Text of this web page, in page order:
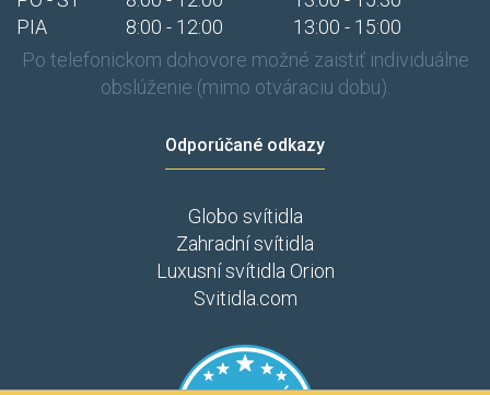
PIA
8:00 - 12:00
13:00 - 15:00
Po telefonickom dohovore možné zaistiť individuálne
obslúženie (mimo otváraciu dobu).
Odporúčané odkazy
Globo svítidla
Zahradní svítidla
Luxusní svítidla Orion
Svitidla.com